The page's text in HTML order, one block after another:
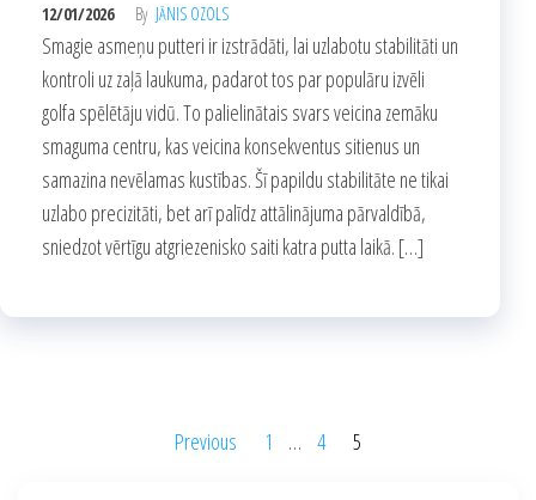
12/01/2026 By JĀNIS OZOLS
Smagie asmeņu putteri ir izstrādāti, lai uzlabotu stabilitāti un
kontroli uz zaļā laukuma, padarot tos par populāru izvēli
golfa spēlētāju vidū. To palielinātais svars veicina zemāku
smaguma centru, kas veicina konsekventus sitienus un
samazina nevēlamas kustības. Šī papildu stabilitāte ne tikai
uzlabo precizitāti, bet arī palīdz attālinājuma pārvaldībā,
sniedzot vērtīgu atgriezenisko saiti katra putta laikā. […]
Previous 1 … 4 5